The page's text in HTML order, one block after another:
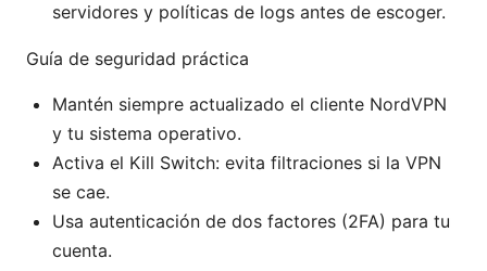
servidores y políticas de logs antes de escoger.
Guía de seguridad práctica
Mantén siempre actualizado el cliente NordVPN
y tu sistema operativo.
Activa el Kill Switch: evita filtraciones si la VPN
se cae.
Usa autenticación de dos factores (2FA) para tu
cuenta.